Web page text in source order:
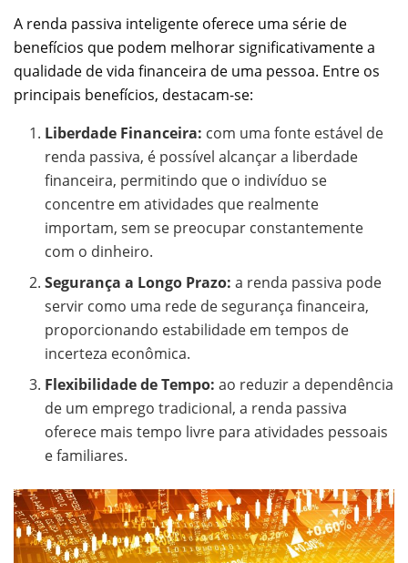
A renda passiva inteligente oferece uma série de
benefícios que podem melhorar significativamente a
qualidade de vida financeira de uma pessoa. Entre os
principais benefícios, destacam-se:
Liberdade Financeira: com uma fonte estável de
renda passiva, é possível alcançar a liberdade
financeira, permitindo que o indivíduo se
concentre em atividades que realmente
importam, sem se preocupar constantemente
com o dinheiro.
Segurança a Longo Prazo: a renda passiva pode
servir como uma rede de segurança financeira,
proporcionando estabilidade em tempos de
incerteza econômica.
Flexibilidade de Tempo: ao reduzir a dependência
de um emprego tradicional, a renda passiva
oferece mais tempo livre para atividades pessoais
e familiares.